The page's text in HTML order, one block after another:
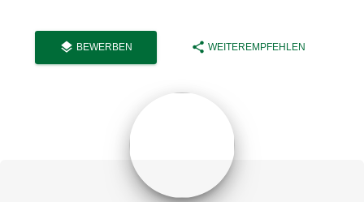
layers BEWERBEN share WEITEREMPFEHLEN